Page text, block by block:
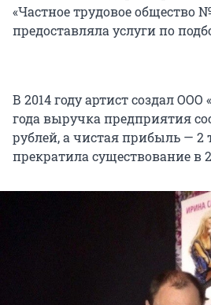
«Частное трудовое общество№
предоставляла услуги по
В 2014 году артист создал ООО
года выручка предприятия
рублей, а чистая прибыль — 2
прекратила существование в